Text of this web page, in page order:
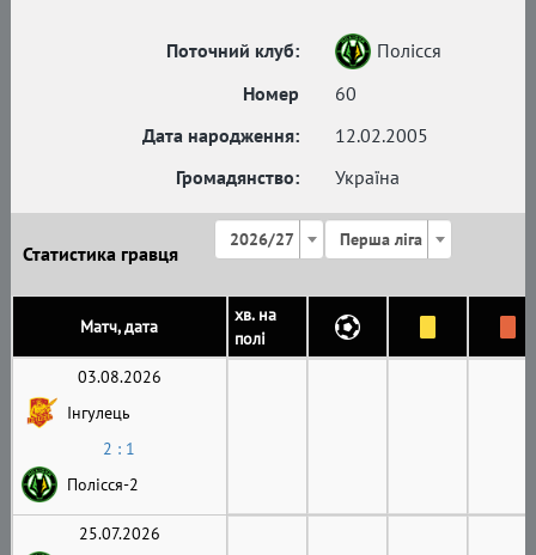
Поточний клуб:
Полісся
Номер
60
Дата народження:
12.02.2005
Громадянство:
Україна
Статистика гравця
2026/27 Перша ліга
Матч, дата
хв. на
полі
03.08.2026
Інгулець
2 : 1
Полісся-2
25.07.2026